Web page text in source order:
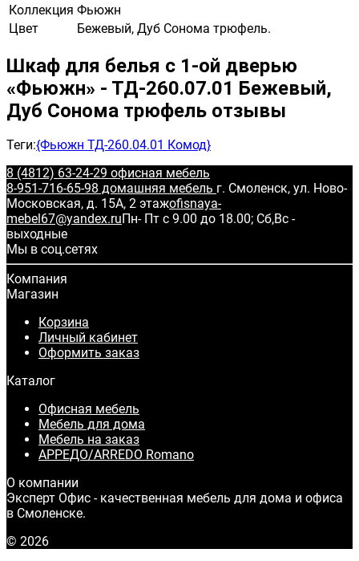
Коллекция Фьюжн
Цвет
Бежевый, Дуб Сонома трюфель.
Шкаф для белья с 1-ой дверью
«Фьюжн» - ТД-260.07.01 Бежевый,
Дуб Сонома трюфель отзывы
Теги:{Фьюжн ТД-260.04.01 Комод}
8 (4812) 63-24-29 офисная мебель
8-951-716-65-98 домашняя мебель г. Смоленск, ул. Ново-
Московская, д. 15А, 2 этажofisnaya-
mebel67@yandex.ruПн- Пт с 9.00 до 18.00; Сб,Вс -
выходные
Мы в соц.сетях
Компания
Магазин
Корзина
Личный кабинет
Оформить заказ
Каталог
Офисная мебель
Мебель для дома
Мебель на заказ
АРРЕДО/ARREDO Romano
О компании
Эксперт Офис - качественная мебель для дома и офиса
в Смоленске.
© 2026